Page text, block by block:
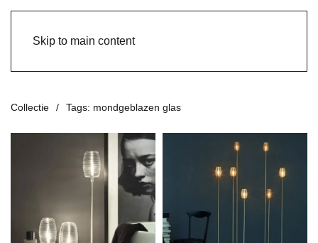
Skip to main content
Collectie Tags: mondgeblazen glas